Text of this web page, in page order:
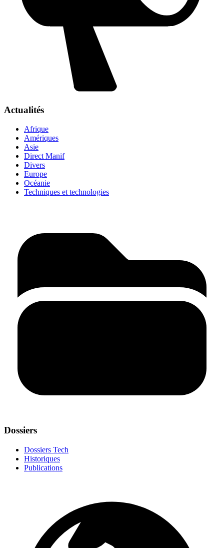
Actualités
Afrique
Amériques
Asie
Direct Manif
Divers
Europe
Océanie
Techniques et technologies
Dossiers
Dossiers Tech
Historiques
Publications